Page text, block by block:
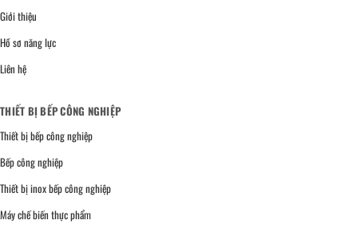
Giới thiệu
Hồ sơ năng lực
Liên hệ
THIẾT BỊ BẾP CÔNG NGHIỆP
Thiết bị bếp công nghiệp
Bếp công nghiệp
Thiết bị inox bếp công nghiệp
Máy chế biến thực phẩm